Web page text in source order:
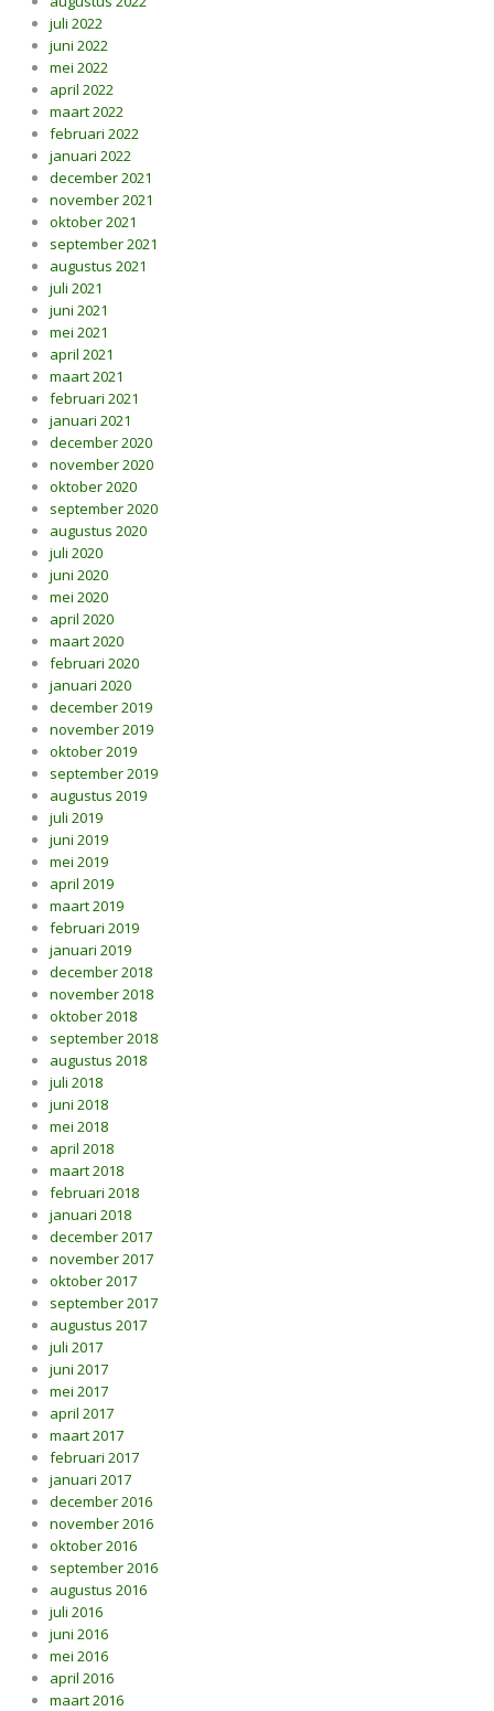
juli 2022
juni 2022
mei 2022
april 2022
maart 2022
februari 2022
januari 2022
december 2021
november 2021
oktober 2021
september 2021
augustus 2021
juli 2021
juni 2021
mei 2021
april 2021
maart 2021
februari 2021
januari 2021
december 2020
november 2020
oktober 2020
september 2020
augustus 2020
juli 2020
juni 2020
mei 2020
april 2020
maart 2020
februari 2020
januari 2020
december 2019
november 2019
oktober 2019
september 2019
augustus 2019
juli 2019
juni 2019
mei 2019
april 2019
maart 2019
februari 2019
januari 2019
december 2018
november 2018
oktober 2018
september 2018
augustus 2018
juli 2018
juni 2018
mei 2018
april 2018
maart 2018
februari 2018
januari 2018
december 2017
november 2017
oktober 2017
september 2017
augustus 2017
juli 2017
juni 2017
mei 2017
april 2017
maart 2017
februari 2017
januari 2017
december 2016
november 2016
oktober 2016
september 2016
augustus 2016
juli 2016
juni 2016
mei 2016
april 2016
maart 2016